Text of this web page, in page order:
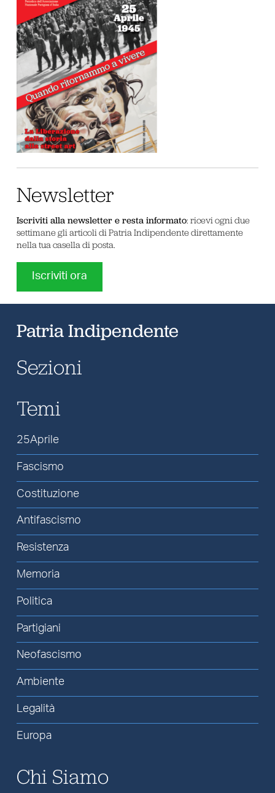
Newsletter
Iscriviti alla newsletter e resta informato: ricevi ogni due
settimane gli articoli di Patria Indipendente direttamente
nella tua casella di posta.
Iscriviti ora
Patria Indipendente
Sezioni
Temi
25Aprile
Fascismo
Costituzione
Antifascismo
Resistenza
Memoria
Politica
Partigiani
Neofascismo
Ambiente
Legalità
Europa
Chi Siamo